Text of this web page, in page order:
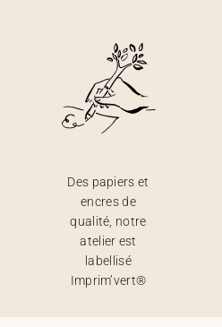
Des papiers et
encres de
qualité, notre
atelier est
labellisé
Imprim’vert®